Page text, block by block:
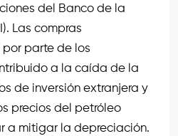
del Banco de la
Las compras
parte de los
a la caída de la
de inversión extranjera y
precios del petróleo
a mitigar la depreciación.